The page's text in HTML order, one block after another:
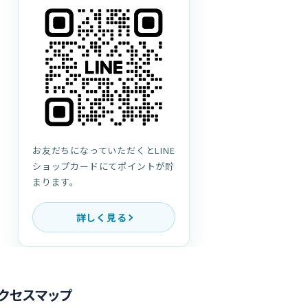
お友だちになっていただくとLINE
ショップカードにてポイントが貯
まります。
詳しく見る
セスマップ